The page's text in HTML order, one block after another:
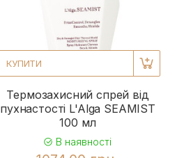
КУПИТИ
Термозахисний спрей від
пухнастості L'Alga SEAMIST
100 мл
В наявності